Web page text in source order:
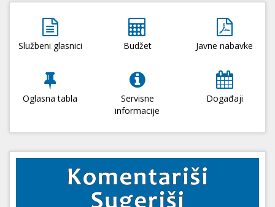
Službeni glasnici Budžet Javne nabavke
Oglasna tabla
Servisne
informacije
Događaji